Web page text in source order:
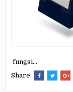
fungsi...
Share: